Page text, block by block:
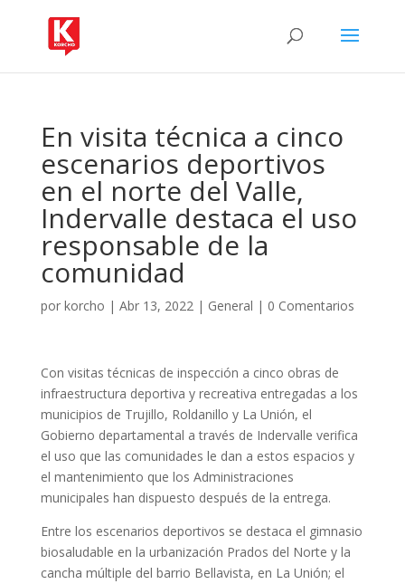
En visita técnica a cinco
escenarios deportivos
en el norte del Valle,
Indervalle destaca el uso
responsable de la
comunidad
por korcho | Abr 13, 2022| General | 0 Comentarios
Con visitas técnicas de inspección a cinco obras de
infraestructura deportiva y recreativa entregadas a los
municipios de Trujillo, Roldanillo y La Unión, el
Gobierno departamental a través de Indervalle verifica
el uso que las comunidades le dan a estos espacios y
el mantenimiento que los Administraciones
municipales han dispuesto después de la entrega.
Entre los escenarios deportivos se destaca el gimnasio
biosaludable en la urbanización Prados del Norte y la
cancha múltiple del barrio Bellavista, en La Unión; el